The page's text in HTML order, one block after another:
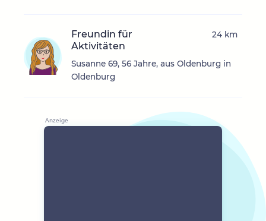
Freundin für
Aktivitäten
Susanne 69, 56 Jahre, aus Oldenburg in
Oldenburg
24 km